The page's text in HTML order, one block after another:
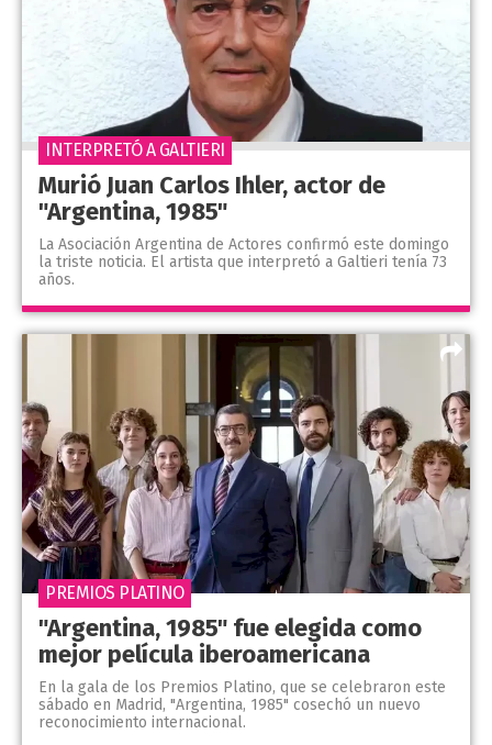
Murió Juan Carlos Ihler, actor de
"Argentina, 1985"
La Asociación Argentina de Actores confirmó este domingo
la triste noticia. El artista que interpretó a Galtieri tenía 73
años.
INTERPRETÓ A GALTIERI
"Argentina, 1985" fue elegida como
mejor película iberoamericana
En la gala de los Premios Platino, que se celebraron este
sábado en Madrid, "Argentina, 1985" cosechó un nuevo
reconocimiento internacional.
PREMIOS PLATINO